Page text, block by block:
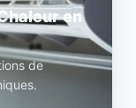
en
de